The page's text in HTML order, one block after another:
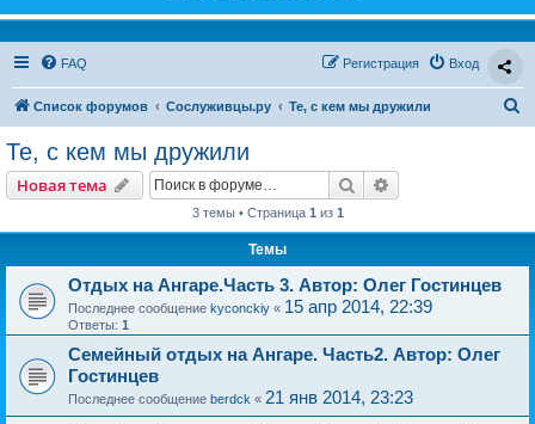
FAQ Вход
Регистрация
Список форумов Сослуживцы.ру Те, с кем мы дружили
Те, с кем мы дружили
Новая тема Поиск
3 темы • Страница 1 из 1
Темы
Отдых на Ангаре.Часть 3. Автор: Олег Гостинцев
Последнее сообщение kyconckiy « 15 апр 2014, 22:39
Ответы: 1
Семейный отдых на Ангаре. Часть2. Автор: Олег
Гостинцев
Последнее сообщение berdck « 21 янв 2014, 23:23